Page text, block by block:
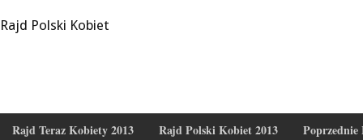
Rajd Polski Kobiet
Rajd Teraz Kobiety 2013 Rajd Polski Kobiet 2013 Poprzednie